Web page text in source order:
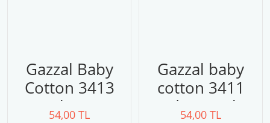
Gazzal Baby
Cotton 3413
açık sarı
54,00 TL
Gazzal baby
cotton 3411
pudra pembe
54,00 TL